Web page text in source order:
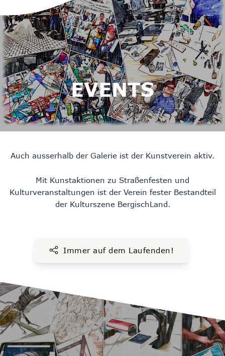
EVENTS
Auch ausserhalb der Galerie ist der Kunstverein aktiv.
Mit Kunstaktionen zu Straßenfesten und
Kulturveranstaltungen ist der Verein fester Bestandteil
der Kulturszene BergischLand.
Immer auf dem Laufenden!